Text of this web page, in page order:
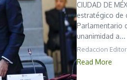
CIUDAD DE
estratégico de
Parlamentario
unanimidad a...
Redaccion
Read More